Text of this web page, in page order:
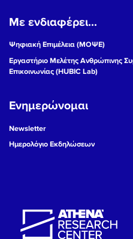
Με ενδιαφέρει...
Ψηφιακή Επιμέλεια (ΜΟΨΕ)
Εργαστήριο Μελέτης Ανθρώπινης
Επικοινωνίας (HUBIC Lab)
Ενημερώνομαι
Newsletter
Ημερολόγιο Εκδηλώσεων